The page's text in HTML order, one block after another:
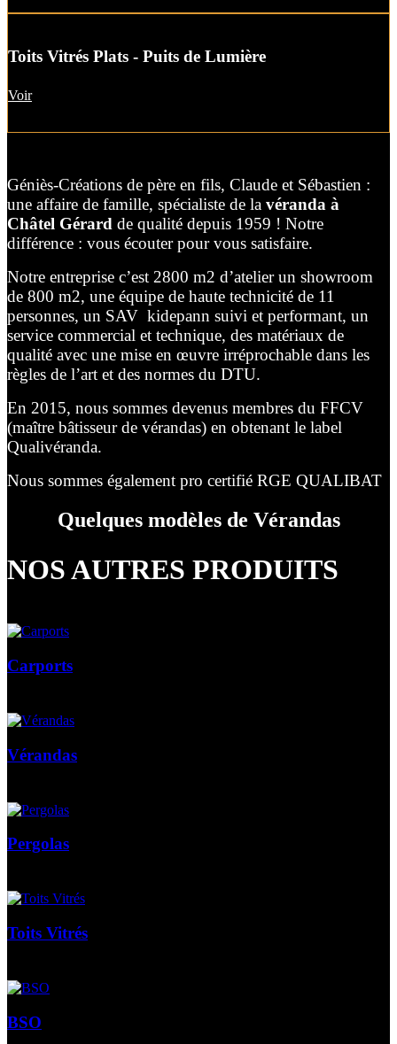
Toits Vitrés Plats - Puits de Lumière
Voir
Géniès-Créations de père en fils, Claude et Sébastien :
une affaire de famille, spécialiste de la véranda à
Châtel Gérard de qualité depuis 1959 ! Notre
différence : vous écouter pour vous satisfaire.
Notre entreprise c’est 2800 m2 d’atelier un showroom
de 800 m2, une équipe de haute technicité de 11
personnes, un SAV kidepann suivi et performant, un
service commercial et technique, des matériaux de
qualité avec une mise en œuvre irréprochable dans les
règles de l’art et des normes du DTU.
En 2015, nous sommes devenus membres du FFCV
(maître bâtisseur de vérandas) en obtenant le label
Qualivéranda.
Nous sommes également pro certifié RGE QUALIBAT
Quelques modèles de Vérandas
NOS AUTRES PRODUITS
Carports
Vérandas
Pergolas
Toits Vitrés
BSO